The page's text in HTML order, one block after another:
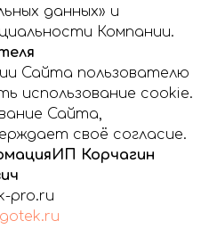
данных» и
Компании.
Сайта пользователю
использование cookie.
Сайта,
своё согласие.
Корчагин
pro.ru